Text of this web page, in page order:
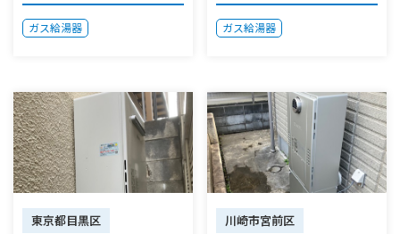
ガス給湯器 ガス給湯器
東京都目黒区 川崎市宮前区